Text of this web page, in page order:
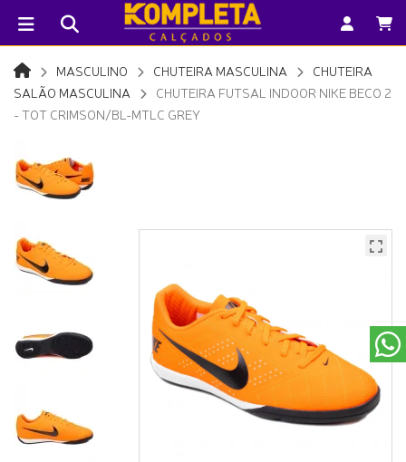
MASCULINO CHUTEIRA MASCULINA
CHUTEIRA
SALÃO MASCULINA
CHUTEIRA FUTSAL INDOOR NIKE BECO 2
- TOT CRIMSON/BL-MTLC GREY